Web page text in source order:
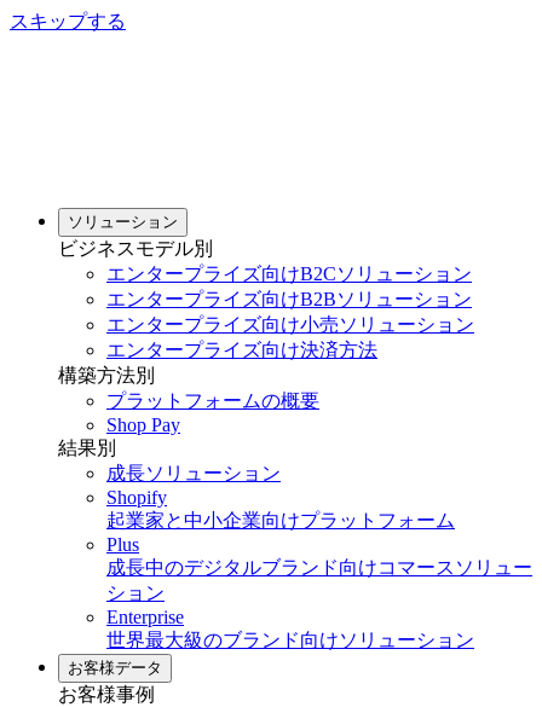
スキップする
ソリューション
ビジネスモデル別
エンタープライズ向けB2Cソリューション
エンタープライズ向けB2Bソリューション
エンタープライズ向け小売ソリューション
エンタープライズ向け決済方法
構築方法別
プラットフォームの概要
Shop Pay
結果別
成長ソリューション
Shopify
起業家と中小企業向けプラットフォーム
Plus
成長中のデジタルブランド向けコマースソリュー
ション
Enterprise
世界最大級のブランド向けソリューション
お客様データ
お客様事例